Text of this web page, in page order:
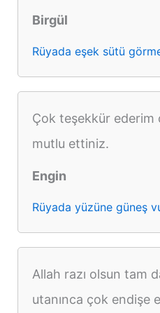
Birgül
Rüyada eşek sütü
Çok teşekkür ederim
mutlu ettiniz.
Engin
Rüyada yüzüne güneş
Allah razı olsun tam
utanınca çok endişe